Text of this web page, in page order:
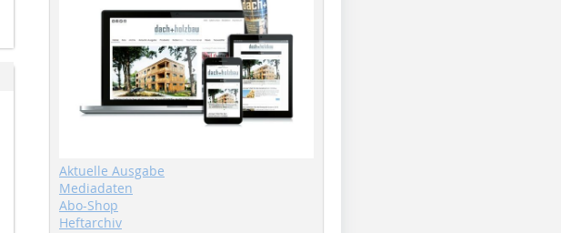
Aktuelle Ausgabe
Mediadaten
Abo-Shop
Heftarchiv